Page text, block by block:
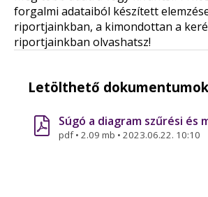
forgalmi adataiból készített
riportjainkban, a kimondottan a
riportjainkban olvashatsz!
Letölthető dokumentumok
Súgó a diagram szűrési
pdf• 2.09 mb • 2023.06.22. 10:10